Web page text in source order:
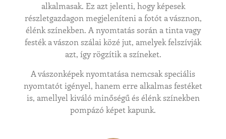
alkalmasak. Ez azt jelenti, hogy képesek
részletgazdagon megjeleníteni a fotót a vásznon,
élénk színekben. A nyomtatás során a tinta vagy
festék a vászon szálai közé jut, amelyek felszívják
azt, így rögzítik a színeket.
A vászonképek nyomtatása nemcsak speciális
nyomtatót igényel, hanem erre alkalmas festéket
is, amellyel kiváló minőségű és élénk színekben
pompázó képet kapunk.